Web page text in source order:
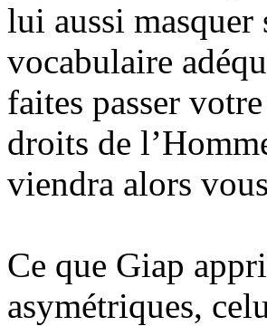
lui aussi
vocabulaire
faites passer
droits de
viendra alors
Ce que Giap
asymétriques,